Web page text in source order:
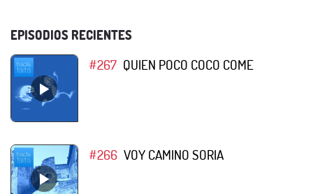
EPISODIOS RECIENTES
#267 QUIEN POCO COCO COME
#266 VOY CAMINO SORIA